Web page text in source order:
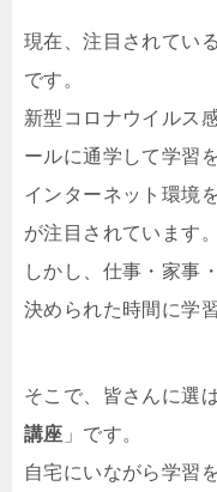
現在、注目されてい
です。
新型コロナウイルス
ールに通学して学習
インターネット環境
が注目されています。
しかし、仕事・家事
決められた時間に学
そこで、皆さんに選
講座 」です。
自宅にいながら学習